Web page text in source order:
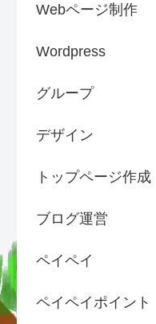
Webページ制作
Wordpress
グループ
デザイン
トップページ作成
ブログ運営
ペイペイ
ペイペイポイント